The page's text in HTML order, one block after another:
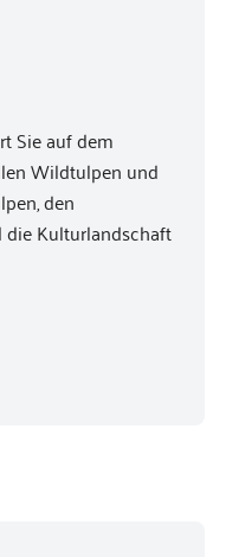
Sie auf dem
Wildtulpen und
den
Kulturlandschaft